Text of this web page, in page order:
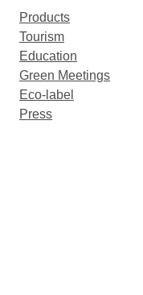
Products
Tourism
Education
Green Meetings
Eco-label
Press